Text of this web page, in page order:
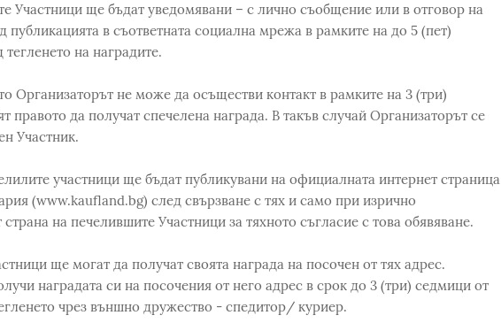
Участници ще бъдат уведомявани – с лично съобщение или в отговор на
публикацията в съответната социална мрежа в рамките на до 5 (пет)
на наградите.
Организаторът не може да осъществи контакт в рамките на 3 (три)
правото да получат спечелена награда. В такъв случай Организаторът се
Участник.
участници ще бъдат публикувани на официалната интернет страница
(www.kaufland.bg) след свързване с тях и само при изрично
на печелившите Участници за тяхното съгласие с това обявяване.
ще могат да получат своята награда на посочен от тях адрес.
наградата си на посочения от него адрес в срок до 3 (три) седмици от
чрез външно дружество - спедитор/ куриер.